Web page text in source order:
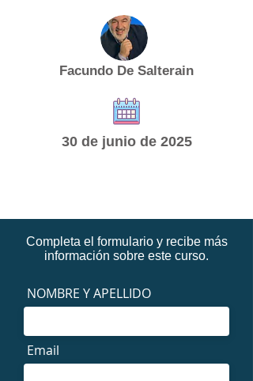
Facundo De Salterain
30 de junio de 2025
Completa el formulario y recibe más
información sobre este curso.
NOMBRE Y APELLIDO
Email